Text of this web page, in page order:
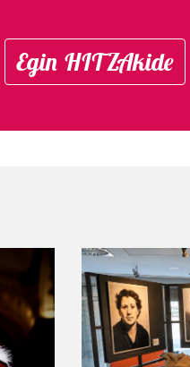
Egin HITZAkide